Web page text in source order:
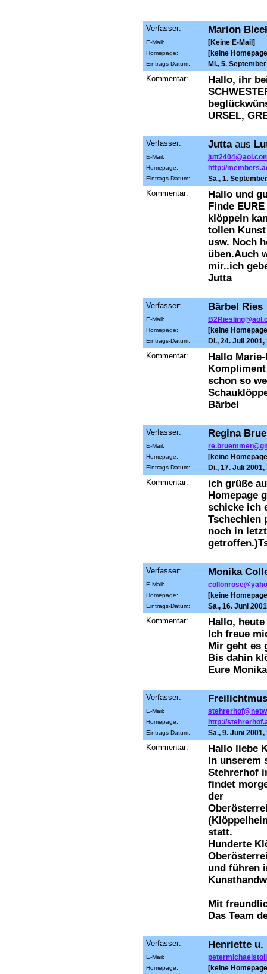
Verfasser: Marion
E-Mail: [Keine E-Mail]
Homepage: [keine
Eintrags-Datum: Mi., 5.
Kommentar:
Hallo, ihr
URSEL,
Verfasser: Jutta aus
E-Mail:
Homepage: http://
Eintrags-Datum: Sa., 1.
Kommentar:
Hallo und
Finde
klöppeln
tollen
usw. Noch
üben.Auch
mir..ich
Jutta
Verfasser: Bärbel Ries
E-Mail:
Homepage: [keine
Eintrags-Datum: Di., 24. Juli
Kommentar:
Hallo
schon so
Bärbel
Verfasser: Regina
E-Mail:
Homepage: [keine
Eintrags-Datum: Di., 17. Juli
Kommentar:
ich grüße
Homepage
schicke ich
Tschechien
noch in
Verfasser: Monika
E-Mail:
Homepage: [keine
Eintrags-Datum: Sa., 16. Juni
Kommentar:
Hallo,
Ich freue
Mir geht es
Bis dahin
Eure
Verfasser:
E-Mail:
Homepage: http://
Eintrags-Datum: Sa., 9. Juni
Kommentar:
Hallo liebe
In unserem
Stehrerhof
findet
der
statt.
Hunderte
und führen
Mit
Das Team
Verfasser: Henriette
E-Mail:
Homepage: [keine